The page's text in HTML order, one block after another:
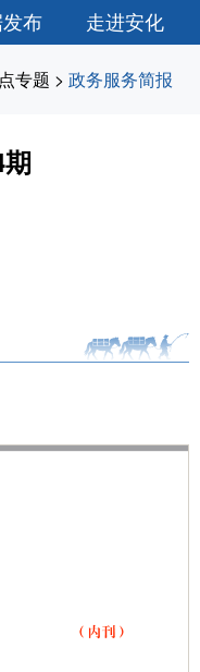
布 走进安化
专题 > 政务服务简报